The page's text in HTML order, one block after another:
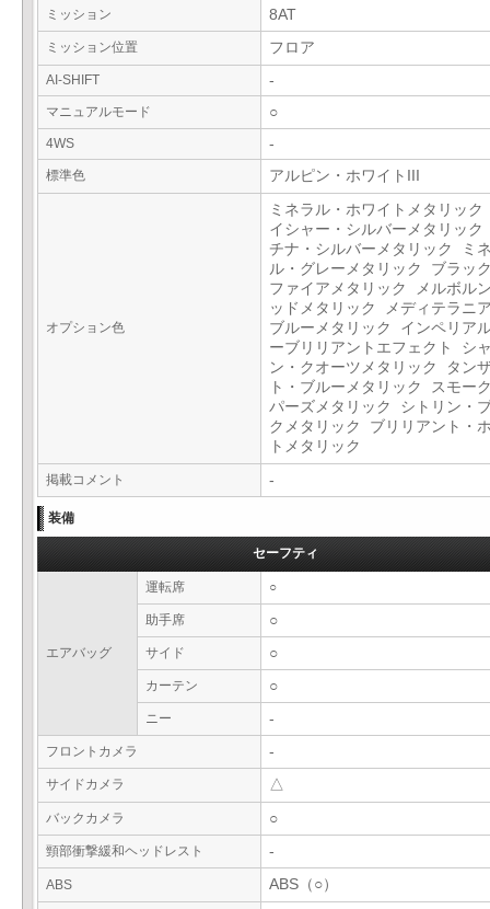
ミッション 8AT
ミッション位置 フロア
AI-SHIFT -
マニュアルモード ○
4WS -
標準色 アルピン・ホワイトIII
オプション色
ミネラル・ホワイトメタリッ
イシャー・シルバーメタリッ
チナ・シルバーメタリック ミ
ル・グレーメタリック ブラッ
ファイアメタリック メルボル
ッドメタリック メディテラニ
ブルーメタリック インペリア
ーブリリアントエフェクト シ
ン・クオーツメタリック タン
ト・ブルーメタリック スモー
パーズメタリック シトリン・
クメタリック ブリリアント・
トメタリック
掲載コメント -
装備
セーフティ
エアバッグ
運転席 ○
助手席 ○
サイド ○
カーテン ○
ニー -
フロントカメラ -
サイドカメラ △
バックカメラ ○
頸部衝撃緩和ヘッドレスト -
ABS ABS（○）